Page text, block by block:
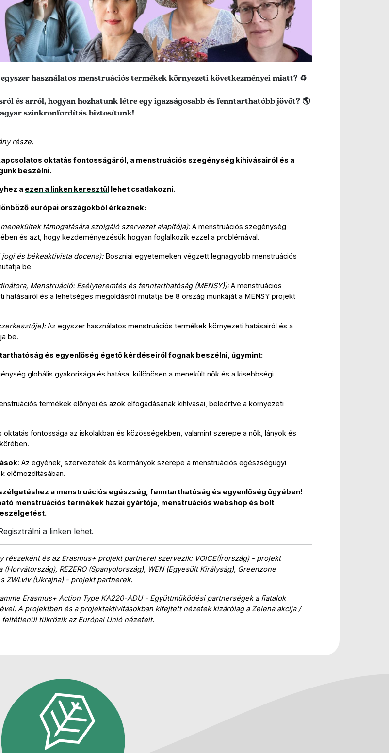
egyszer használatos menstruációs termékek környezeti következményei miatt? ♻️
és arról, hogyan hozhatunk létre egy igazságosabb és fenntarthatóbb jövőt? 🌎
szinkronfordítás biztosítunk!
része.
oktatás fontosságáról, a menstruációs szegénység kihívásairól és a
beszélni.
a ezen a linken keresztül lehet csatlakozni.
európai országokból érkeznek:
támogatására szolgáló szervezet alapítója): A menstruációs szegénység
és azt, hogy kezdeményezésük hogyan foglalkozik ezzel a problémával.
és békeaktivista docens): Boszniai egyetemeken végzett legnagyobb menstruációs
be.
Menstruáció: Esélyteremtés és fenntarthatóság (MENSY)): A menstruációs
és a lehetséges megoldásról mutatja be 8 ország munkáját a MENSY projekt
Az egyszer használatos menstruációs termékek környezeti hatásairól és a
be.
és egyenlőség égető kérdéseiről fognak beszélni, úgymint:
globális gyakorisága és hatása, különösen a menekült nők és a kisebbségi
termékek előnyei és azok elfogadásának kihívásai, beleértve a környezeti
oktatás fontossága az iskolákban és közösségekben, valamint szerepe a nők, lányok és
: Az egyének, szervezetek és kormányok szerepe a menstruációs egészségügyi
előmozdításában.
a menstruációs egészség, fenntarthatóság és egyenlőség ügyében!
menstruációs termékek hazai gyártója, menstruációs webshop és bolt
a linken lehet.
részeként és az Erasmus+ projekt partnerei szervezik: VOICE(Írország) - projekt
REZERO (Spanyolország), WEN (Egyesült Királyság), Greenzone
ZWLviv (Ukrajna) - projekt partnerek.
Erasmus+ Action Type KA220-ADU - Együttműködési partnerségek a fiatalok
A projektben és a projektaktivitásokban kifejtett nézetek kizárólag a Zelena akcija /
tükrözik az Európai Unió nézeteit.